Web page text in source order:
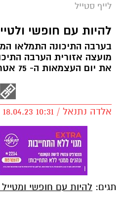
לייף סטייל
להיות עם חופשי
בערבה התיכונה התמלאו
מועצה אזורית הערבה
את יום העצמאות ה- 75 אטרקציות לכל המשפחה
אלדה נתנאל / 10:31 18.04.23
תגים: להיות עם חופשי